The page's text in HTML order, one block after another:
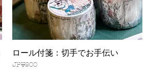
快速瀏覽
ロール付箋：切手でお手伝い
價格
JP¥900